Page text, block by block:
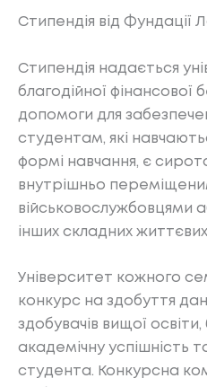
Стипендія від Фундації
Стипендія надається
благодійної фінансової
допомоги для
студентам, які
формі навчання, є
внутрішньо
військовослужбовцями
інших складних
Університет кожного
конкурс на здобуття
здобувачів вищої
академічну успішність
студента. Конкурсна